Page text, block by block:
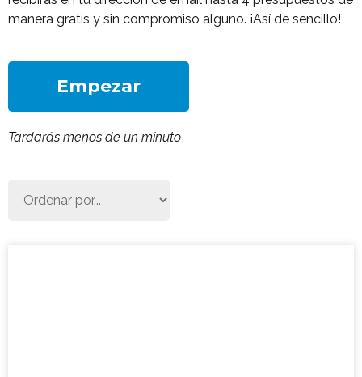
manera gratis y sin compromiso alguno. ¡Así de sencillo!
Empezar
Tardarás menos de un minuto